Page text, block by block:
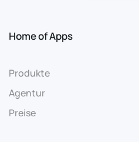
Home of Apps
Produkte
Agentur
Preise